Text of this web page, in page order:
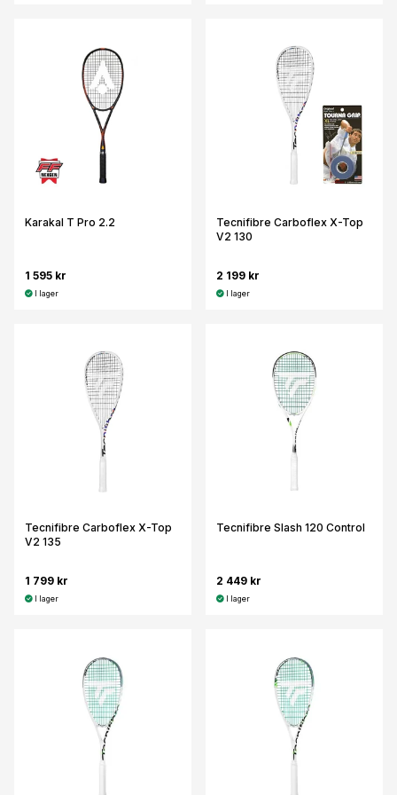
Karakal T Pro 2.2
1 595 kr
I lager
Tecnifibre Carboflex X-Top
V2 130
2 199 kr
I lager
Tecnifibre Carboflex X-Top
V2 135
1 799 kr
I lager
Tecnifibre Slash 120 Control
2 449 kr
I lager